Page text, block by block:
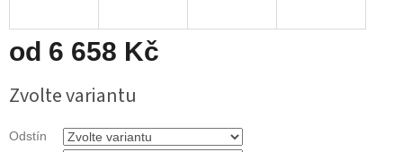
od 6 658 Kč
cena:
Zvolte variantu
Odstín